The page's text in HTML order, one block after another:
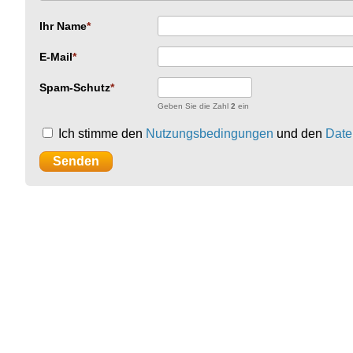
Ihr Name
E-Mail
Spam-Schutz
Geben Sie die Zahl 2 ein
Ich stimme den Nutzungsbedingungen und den